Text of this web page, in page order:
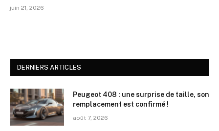
juin 21, 2026
DERNIERS ARTICLES
Peugeot 408 : une surprise de taille, son
remplacement est confirmé !
août 7, 2026